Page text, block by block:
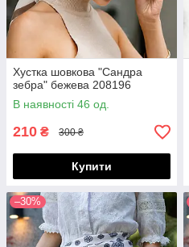
Хустка шовкова "Сандра
зебра" бежева 208196
В наявності 46 од.
210 ₴ 300 ₴
Купити
–30%